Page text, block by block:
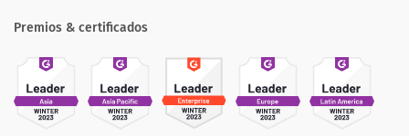
Premios & certificados